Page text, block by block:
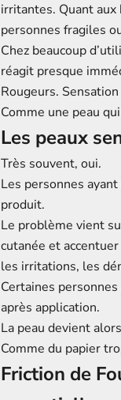
irritantes. Quant
personnes fragiles
Chez beaucoup
réagit presque
Rougeurs.
Comme une peau
Les peaux
Très souvent, oui.
Les personnes
produit.
Le problème vient
cutanée et accentuer
les irritations, les
Certaines
après application.
La peau devient alors
Comme du papier
Friction de